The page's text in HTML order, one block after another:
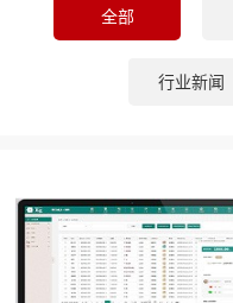
全部
行业新闻